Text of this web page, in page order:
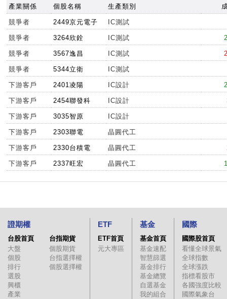
產業關係 個股名稱 生產類別
競爭者 2449京元電子 IC測試
競爭者 3264欣銓 IC測試
競爭者 3567逸昌 IC測試
競爭者 5344立衛 IC測試
下游客戶 2401凌陽 IC設計
下游客戶 2454聯發科 IC設計
下游客戶 3035智原 IC設計
下游客戶 2303聯電 晶圓代工
下游客戶 2330台積電 晶圓代工
下游客戶 2337旺宏 晶圓代工
證期權
台股首頁
大盤
個股
排行
選股
興櫃
產業
台指期貨
個股期貨
台指選擇權
個股選擇權
ETF
ETF首頁
元大專區
基金
基金首頁
基金速配
智慧篩選
基金排行
基金總覽
自選基金
我的組合
國際
國際股首頁
看懂全球景氣
全球指數
全球漲跌
指標看股市
各國強度比較
國際氣象台